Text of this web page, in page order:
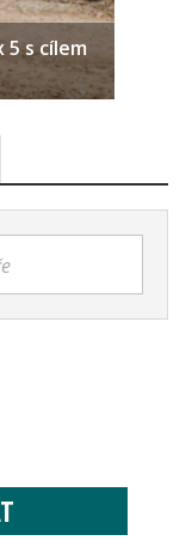
5 s cílem